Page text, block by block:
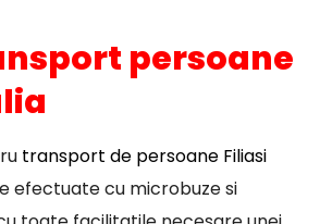
persoane
transport de persoane Filiasi
efectuate cu microbuze si